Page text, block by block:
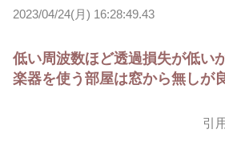
2023/04/24(月) 16:28:49.43
低い周波数ほど透過損失が低い
楽器を使う部屋は窓から無しが
引